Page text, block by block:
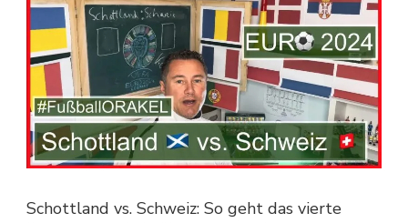
Schottland vs. Schweiz: So geht das vierte